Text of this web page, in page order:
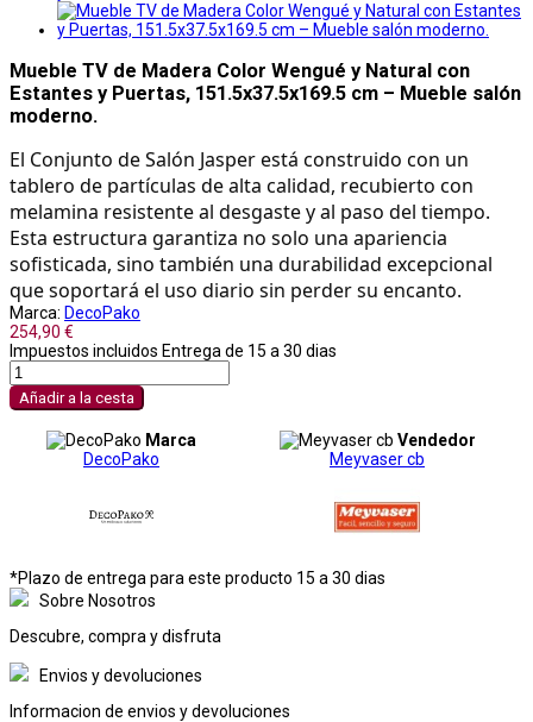
Mueble TV de Madera Color Wengué y Natural con
Estantes y Puertas, 151.5x37.5x169.5 cm – Mueble salón
moderno.
El Conjunto de Salón Jasper está construido con un
tablero de partículas de alta calidad, recubierto con
melamina resistente al desgaste y al paso del tiempo.
Esta estructura garantiza no solo una apariencia
sofisticada, sino también una durabilidad excepcional
que soportará el uso diario sin perder su encanto.
Marca: DecoPako
254,90 €
Impuestos incluidos Entrega de 15 a 30 dias
Añadir a la cesta
Marca
DecoPako
Vendedor
Meyvaser cb
*Plazo de entrega para este producto 15 a 30 dias
Sobre Nosotros
Descubre, compra y disfruta
Envios y devoluciones
Informacion de envios y devoluciones